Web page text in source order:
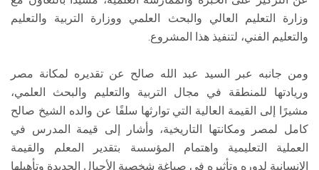
وزارة التعليم العالي والبحث العلمي ووزارة التربية والتعليم
والتعليم الفني، لتنفيذ هذا المشروع.
ومن جانبه عبر السيد عبد الله صالح عن تقديره لمكانة مصر
وريادتها للمنطقة في مجال التربية والتعليم والبحث العلمي،
مشيرًا إلى القيمة العالية التي توارثها سلفًا عن والده الشيخ صالح
كامل لمصر ومكانتها التاريخية، وأشار إلى قيمة المدرس في
العملية التعليمية واهتمام المؤسسة بتقدير المعلم والقيمة
الإنسانية لدوره وتأثيره في صياغة شخصية الأجيال الجديدة وتأهيلها